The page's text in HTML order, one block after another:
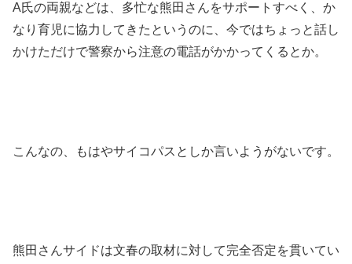
A氏の両親などは、多忙な熊田さんをサポートすべく、か
なり育児に協力してきたというのに、今ではちょっと話し
かけただけで警察から注意の電話がかかってくるとか。
こんなの、もはやサイコパスとしか言いようがないです。
熊田さんサイドは文春の取材に対して完全否定を貫いてい